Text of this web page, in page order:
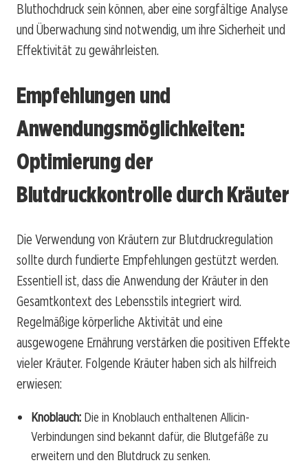
Bluthochdruck sein können, aber eine sorgfältige Analyse
und Überwachung sind notwendig, um ihre Sicherheit und
Effektivität zu gewährleisten.
Empfehlungen und
Anwendungsmöglichkeiten:
Optimierung der
Blutdruckkontrolle durch Kräuter
Die Verwendung von Kräutern zur Blutdruckregulation
sollte durch fundierte Empfehlungen gestützt werden.
Essentiell ist, dass die Anwendung der Kräuter in den
Gesamtkontext des Lebensstils integriert wird.
Regelmäßige körperliche Aktivität und eine
ausgewogene Ernährung verstärken die positiven Effekte
vieler Kräuter. Folgende Kräuter haben sich als hilfreich
erwiesen:
Knoblauch: Die in Knoblauch enthaltenen Allicin-
Verbindungen sind bekannt dafür, die Blutgefäße zu
erweitern und den Blutdruck zu senken.